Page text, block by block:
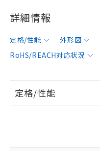
詳細情報
定格/性能 外形図
RoHS/REACH対応状況
定格/性能